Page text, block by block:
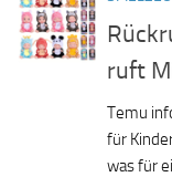
ruft
Temu
für
was für